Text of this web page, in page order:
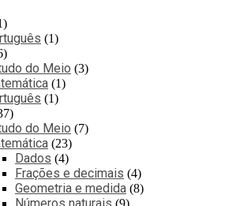
1
do Meio 3
1
1
do Meio 7
23
Dados 4
Frações e decimais 4
Geometria e medida 8